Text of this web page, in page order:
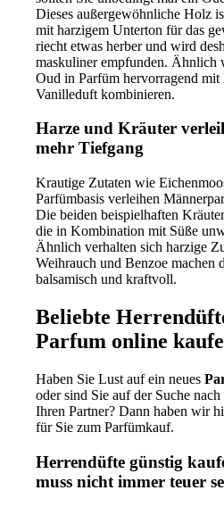
Dieses außergewöhnliche Holz
mit harzigem Unterton für das
riecht etwas herber und wird
maskuliner empfunden. Ähnlich
Oud in Parfüm hervorragend mit
Vanilleduft kombinieren.
Harze und Kräuter
mehr Tiefgang
Krautige Zutaten wie
Parfümbasis verleihen
Die beiden beispielhaften
die in Kombination mit Süße
Ähnlich verhalten sich harzige
Weihrauch und Benzoe machen
balsamisch und kraftvoll.
Beliebte
Parfum online
Haben Sie Lust auf ein neues
oder sind Sie auf der Suche
Ihren Partner? Dann haben wir
für Sie zum Parfümkauf.
Herrendüfte günstig
muss nicht immer teuer